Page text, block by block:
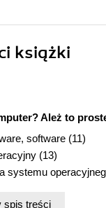
książki
Ależ to
software (11)
(13)
systemu
spis treści